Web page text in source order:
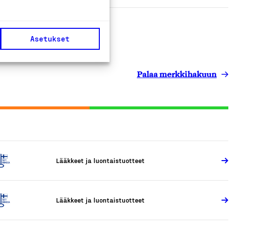
Asetukset
Palaa merkkihakuun
Lääkkeet ja luontaistuotteet
Lääkkeet ja luontaistuotteet